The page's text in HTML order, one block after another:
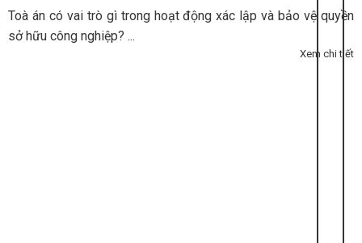
Toà án có vai trò gì trong hoạt động xác lập và bảo vệ quyền
sở hữu công nghiệp? ...
Xem chi tiết